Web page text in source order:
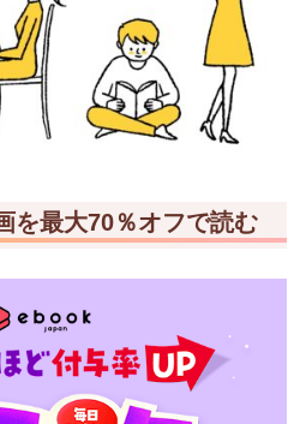
最大70％オフで読む